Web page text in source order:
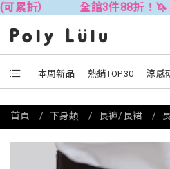
全館3件88折！🦄 滿$2500折
本周新品 熱銷TOP30 涼感
首頁 下身類 長褲/長裙